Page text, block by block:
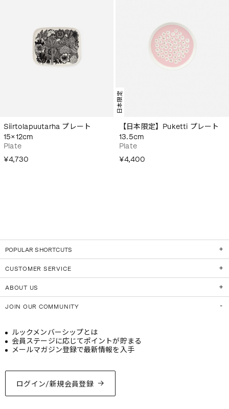
Siirtolapuutarha プレート
15×12cm
Plate
¥4,730
日本限定
【日本限定】Puketti プレート
13.5cm
Plate
¥4,400
POPULAR SHORTCUTS
CUSTOMER SERVICE
ABOUT US
JOIN OUR COMMUNITY
ログイン/新規会員登録
ルックメンバーシップとは
会員ステージに応じてポイントが貯まる
メールマガジン登録で最新情報を入手